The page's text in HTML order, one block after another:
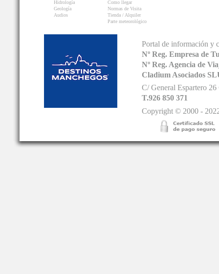
Hidrología
Geología
Audios
Como llegar
Normas de Visita
Tienda / Alquiler
Parte meteorológico
Portal de información y
Nº Reg. Empresa de
Nº Reg. Agencia de
Cladium Asociados
C/ General Espartero
T.926 850 371
Copyright © 2000 -